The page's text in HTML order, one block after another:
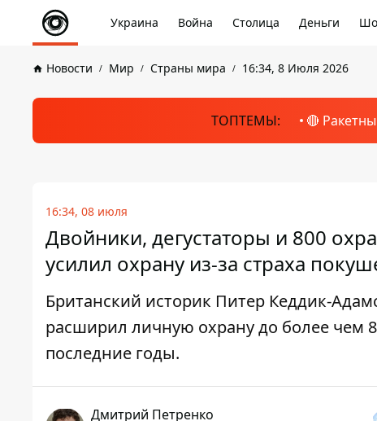
Украина Война Столица Деньги
Новости Мир Страны мира 16:34, 8 Июля 2026
ТОПТЕМЫ: 🔴
16:34, 08 июля
Двойники, дегустаторы и 800
усилил охрану из-за страха
Британский историк Питер Кеддик-
расширил личную охрану до более чем
последние годы.
Дмитрий Петренко